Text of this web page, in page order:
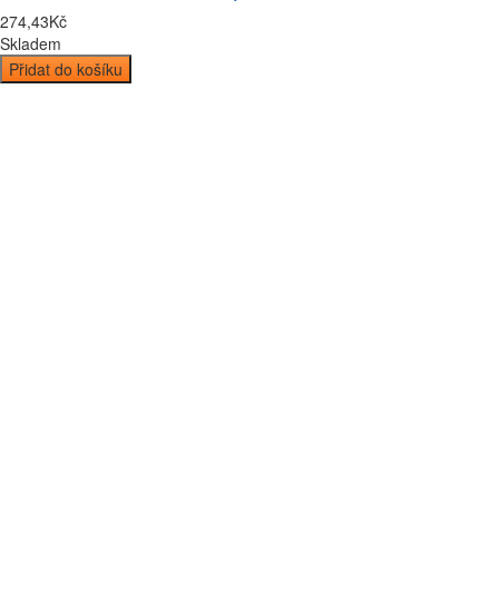
274,43Kč
Skladem
Přidat do košíku